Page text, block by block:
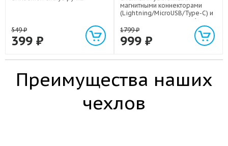
549₽
399 ₽
магнитными коннекторами
(Lightning/MicroUSB/Type-C) и
световым индикатором 1м
1799₽
999 ₽
Преимущества наших
чехлов